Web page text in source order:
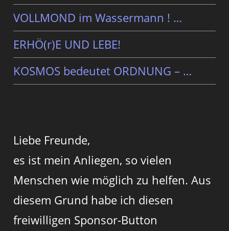
VOLLMOND im Wassermann ! …
ERHÖ(r)E UND LEBE!
KOSMOS bedeutet ORDNUNG – …
Liebe Freunde,
es ist mein Anliegen, so vielen
Menschen wie möglich zu helfen. Aus
diesem Grund habe ich diesen
freiwilligen Sponsor-Button